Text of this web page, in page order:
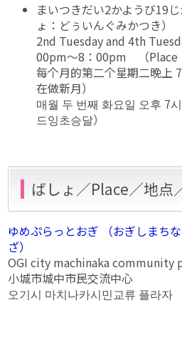
まいつきだい2かようび19
ょ：どぅいんぐみかつき）
2nd Tuesday and 4th
00pm～8：00pm （Place
每个月的第二个星期二晚上
在做新月）
매월 두 번째 화요일 오후 7
드잉초승달）
ばしょ／Place／地点
ゆめぷらっとおぎ （おぎしまち
ざ）
OGI city machinaka community
小城市城中市民交流中心
오기시 마치나카시민교류 플라자